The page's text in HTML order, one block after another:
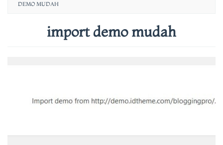
DEMO MUDAH
import demo mudah